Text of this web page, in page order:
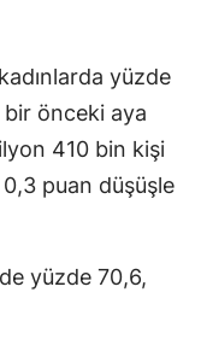
yüzde
önceki aya
410 bin kişi
puan düşüşle
yüzde 70,6,